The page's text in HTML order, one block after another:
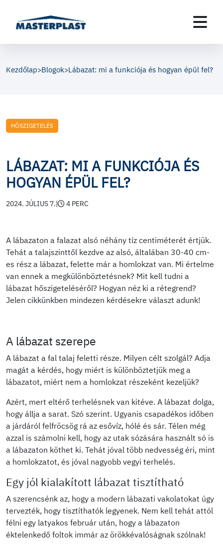
Kezdőlap>Blogok>Lábazat: mi a funkciója és hogyan épül fel?
HŐSZIGETELÉS
LÁBAZAT: MI A FUNKCIÓJA ÉS
HOGYAN ÉPÜL FEL?
2024. JÚLIUS 7.| 4 PERC
A lábazaton a falazat alsó néhány tíz centiméterét értjük.
Tehát a talajszinttől kezdve az alsó, általában 30-40 cm-
es rész a lábazat, felette már a homlokzat van. Mi értelme
van ennek a megkülönböztetésnek? Mit kell tudni a
lábazat hőszigeteléséről? Hogyan néz ki a rétegrend?
Jelen cikkünkben mindezen kérdésekre választ adunk!
A lábazat szerepe
A lábazat a fal talaj feletti része. Milyen célt szolgál? Adja
magát a kérdés, hogy miért is különböztetjük meg a
lábazatot, miért nem a homlokzat részeként kezeljük?
Azért, mert eltérő terhelésnek van kitéve. A lábazat dolga,
hogy állja a sarat. Szó szerint. Ugyanis csapadékos időben
a járdáról felfröcsög rá az esővíz, hólé és sár. Télen még
azzal is számolni kell, hogy az utak sózására használt só is
a lábazaton köthet ki. Tehát jóval több nedvesség éri, mint
a homlokzatot, és jóval nagyobb vegyi terhelés.
Egy jól kialakított lábazat tisztítható
A szerencsénk az, hogy a modern lábazati vakolatokat úgy
tervezték, hogy tisztíthatók legyenek. Nem kell tehát attól
félni egy latyakos február után, hogy a lábazaton
éktelenkedő foltok immár az örökkévalóságnak szólnak!